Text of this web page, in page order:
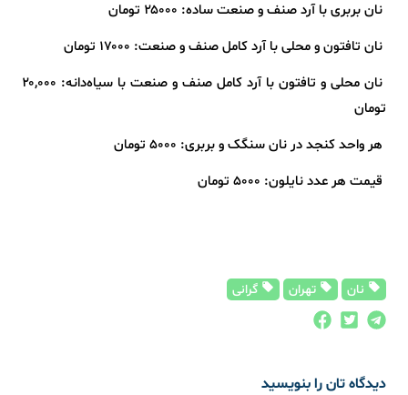
نان بربری با آرد صنف و صنعت ساده: ۲۵۰۰۰ تومان
نان تافتون و محلی با آرد کامل صنف و صنعت: ۱۷۰۰۰ تومان
نان محلی و تافتون با آرد کامل صنف و صنعت با سیاه‌دانه: ۲۰,۰۰۰
تومان
هر واحد کنجد در نان سنگک و بربری: ۵۰۰۰ تومان
قیمت هر عدد نایلون: ۵۰۰۰ تومان
نان تهران گرانی
دیدگاه تان را بنویسید